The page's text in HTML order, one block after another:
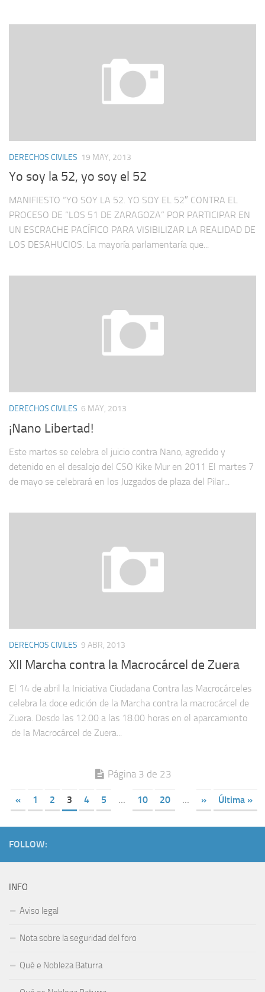
DERECHOS CIVILES 19 MAY, 2013
Yo soy la 52, yo soy el 52
MANIFIESTO “YO SOY LA 52. YO SOY EL 52″ CONTRA EL
PROCESO DE “LOS 51 DE ZARAGOZA” POR PARTICIPAR EN
UN ESCRACHE PACÍFICO PARA VISIBILIZAR LA REALIDAD DE
LOS DESAHUCIOS. La mayoría parlamentaría que...
DERECHOS CIVILES 6 MAY, 2013
¡Nano Libertad!
Este martes se celebra el juicio contra Nano, agredido y
detenido en el desalojo del CSO Kike Mur en 2011 El martes 7
de mayo se celebrará en los Juzgados de plaza del Pilar...
DERECHOS CIVILES 9 ABR, 2013
XII Marcha contra la Macrocárcel de Zuera
El 14 de abril la Iniciativa Ciudadana Contra las Macrocárceles
celebra la doce edición de la Marcha contra la macrocárcel de
Zuera. Desde las 12.00 a las 18.00 horas en el aparcamiento
de la Macrocárcel de Zuera...
Página 3 de 23
« 1 2 3 4 5 ... 10 20 ... » Última »
FOLLOW:
INFO
Aviso legal
Nota sobre la seguridad del foro
Qué e Nobleza Baturra